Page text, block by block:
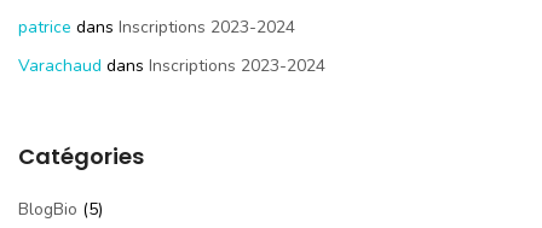
patrice dans Inscriptions 2023-2024
Varachaud dans Inscriptions 2023-2024
Catégories
BlogBio (5)